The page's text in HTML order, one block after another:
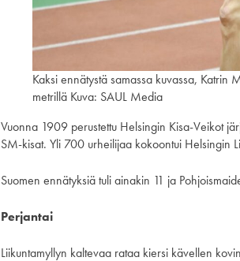
Kaksi ennätystä samassa kuvassa,
metrillä Kuva: SAUL Media
Vuonna 1909 perustettu Helsingin Kisa-Veikot
SM-kisat. Yli 700 urheilijaa kokoontui Helsingin
Suomen ennätyksiä tuli ainakin 11 ja
Perjantai
Liikuntamyllyn kaltevaa rataa kiersi kävellen